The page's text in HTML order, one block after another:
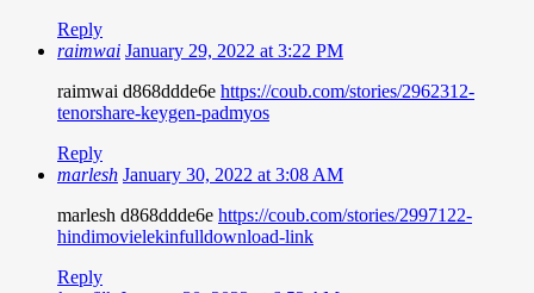
Reply
raimwai January 29, 2022 at 3:22 PM
raimwai d868ddde6e https://coub.com/stories/2962312-
tenorshare-keygen-padmyos
Reply
marlesh January 30, 2022 at 3:08 AM
marlesh d868ddde6e https://coub.com/stories/2997122-
hindimovielekinfulldownload-link
Reply